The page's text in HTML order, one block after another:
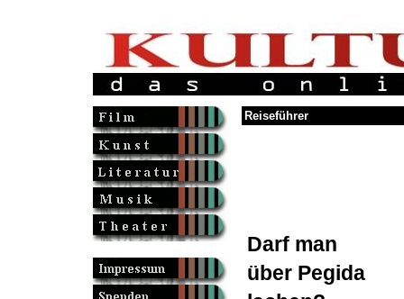
Reiseführer
Darf man
über Pegida